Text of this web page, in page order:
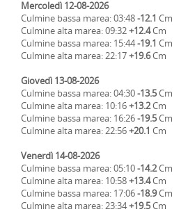
Mercoledì 12-08-2026
Culmine bassa marea: 03:48-12.1 Cm
Culmine alta marea: 09:32+12.4Cm
Culmine bassa marea: 15:44-19.1 Cm
Culmine alta marea: 22:17+19.6Cm
Giovedì 13-08-2026
Culmine bassa marea: 04:30-13.5Cm
Culmine alta marea: 10:16+13.2Cm
Culmine bassa marea: 16:26-19.5Cm
Culmine alta marea: 22:56+20.1 Cm
Venerdì 14-08-2026
Culmine bassa marea: 05:10-14.2Cm
Culmine alta marea: 10:58+13.4Cm
Culmine bassa marea: 17:06-18.9Cm
Culmine alta marea: 23:34+19.5Cm